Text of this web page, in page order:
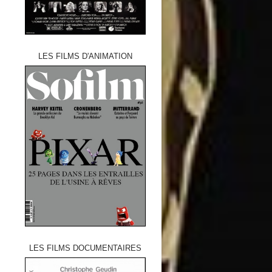
LES FILMS D'ANIMATION
LES FILMS DOCUMENTAIRES